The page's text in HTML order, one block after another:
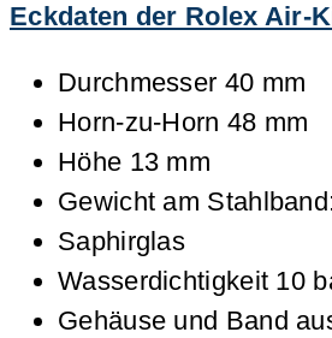
Eckdaten der Rolex Air-
Durchmesser 40 mm
Horn-zu-Horn 48 mm
Höhe 13 mm
Gewicht am
Saphirglas
Wasserdichtigkeit 10
Gehäuse und Band